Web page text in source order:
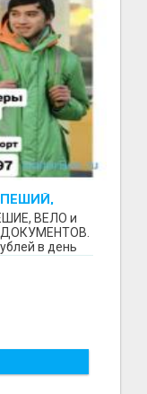
/
ВЕЛО и
ДОКУМЕНТОВ.
в день